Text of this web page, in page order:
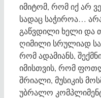
იმიტომ, რომ იქ არ
სადაც საჭიროა…
გაწვდილი ხელი და
ღიმილი სრულიად
რომ ადამიანს,
იმისთვის, რომ
შრიალი, მუსიკის
უბრალო